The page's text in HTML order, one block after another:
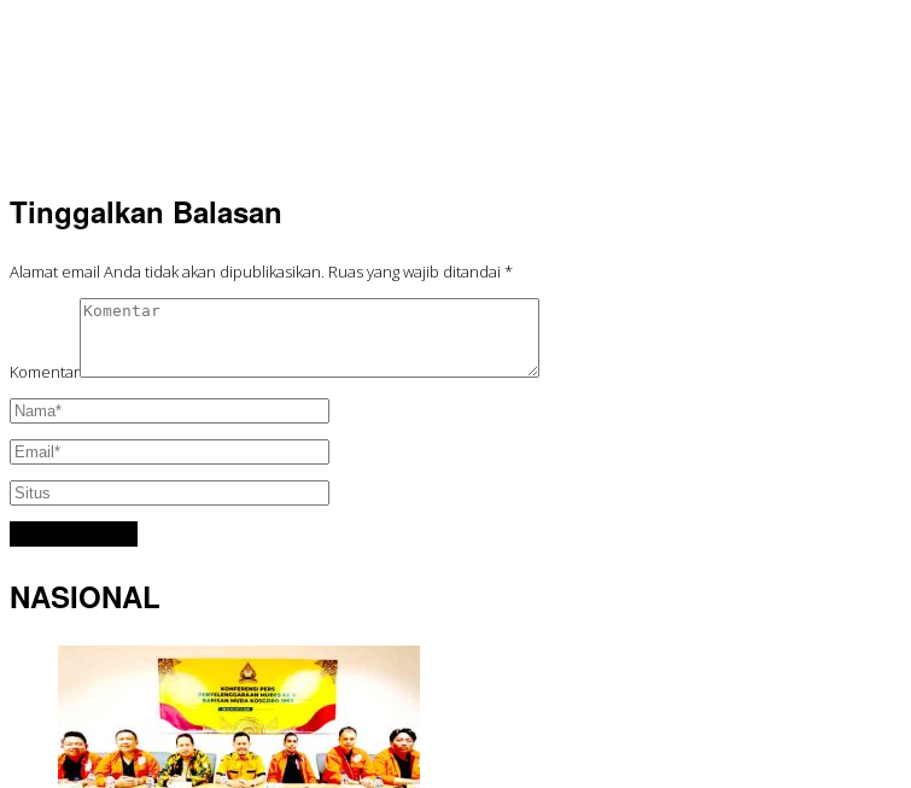
Tinggalkan Balasan
Alamat email Anda tidak akan dipublikasikan. Ruas yang wajib ditandai *
Komentar
NASIONAL